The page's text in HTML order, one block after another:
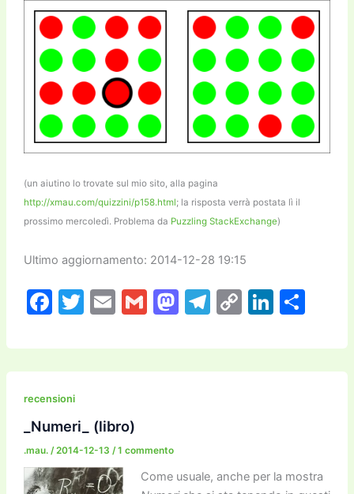
(un aiutino lo trovate sul mio sito, alla pagina
http://xmau.com/quizzini/p158.html; la risposta verrà postata lì il
prossimo mercoledì. Problema da Puzzling StackExchange)
Ultimo aggiornamento: 2014-12-28 19:15
F
c
e
b
o
o
k
T
itt
er
E
ai
l
G
ai
l
M
st
o
T
e
gr
C
p
y
Li
k
e
C
n
di
recensioni
_Numeri_ (libro)
.mau. /2014-12-13 /1 commento
Come usuale, anche per la mostra